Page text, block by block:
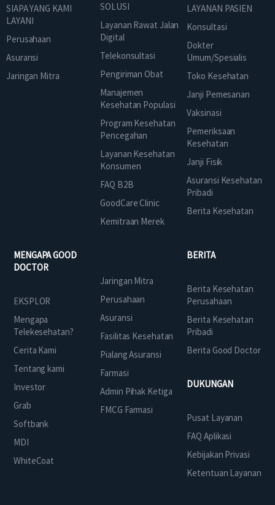
SIAPA YANG KAMI
LAYANI
Perusahaan
Asuransi
Jaringan Mitra
SOLUSI
Layanan Rawat Jalan
Digital
Telekonsultasi
Pengiriman Obat
Manajemen
Kesehatan Populasi
Program Kesehatan
Pencegahan
Layanan Kesehatan
Konsumen
FAQ B2B
GoodCare Clinic
Kemitraan Merek
LAYANAN PASIEN
Konsultasi
Dokter
Umum/Spesialis
Toko Kesehatan
Janji Pemesanan
Vaksinasi
Pemeriksaan
Kesehatan
Janji Fisik
Asuransi Kesehatan
Pribadi
Berita Kesehatan
MENGAPA GOOD
DOCTOR
EKSPLOR
Mengapa
Telekesehatan?
Cerita Kami
Tentang kami
Investor
Grab
Softbank
MDI
WhiteCoat
Jaringan Mitra
Perusahaan
Asuransi
Fasilitas Kesehatan
Pialang Asuransi
Farmasi
Admin Pihak Ketiga
FMCG Farmasi
BERITA
Berita Kesehatan
Perusahaan
Berita Kesehatan
Pribadi
Berita Good Doctor
DUKUNGAN
Pusat Layanan
FAQ Aplikasi
Kebijakan Privasi
Ketentuan Layanan